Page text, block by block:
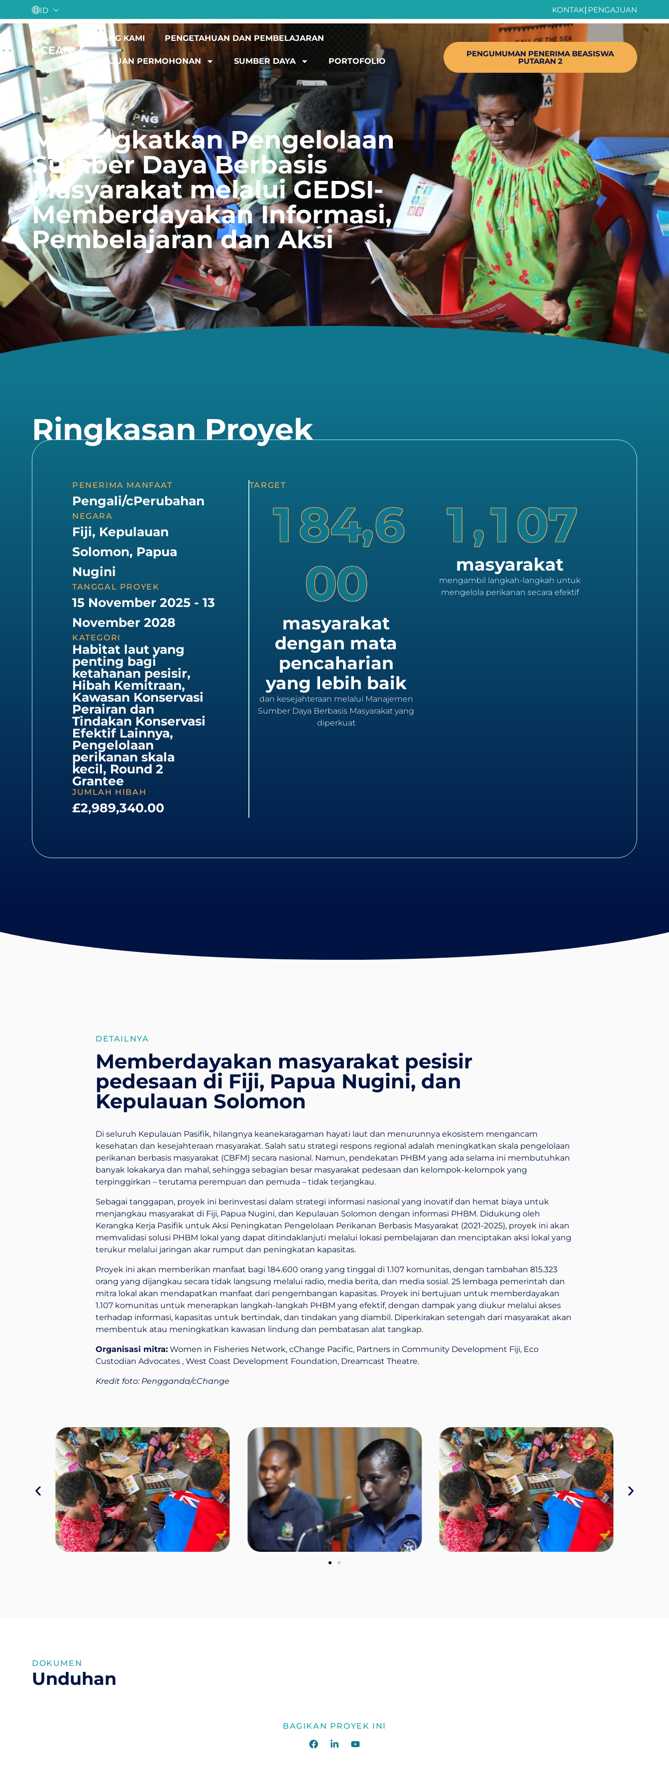
ID KONTAK| PENGAJUAN
TENTANG KAMI PENGETAHUAN DAN PEMBELAJARAN
PENGAJUAN PERMOHONAN SUMBER DAYA PORTOFOLIO
PENGUMUMAN PENERIMA BEASISWA
PUTARAN 2
Meningkatkan Pengelolaan
Sumber Daya Berbasis
Masyarakat melalui GEDSI-
Memberdayakan Informasi,
Pembelajaran dan Aksi
Ringkasan Proyek
PENERIMA MANFAAT
Pengali/cPerubahan
NEGARA
Fiji, Kepulauan
Solomon, Papua
Nugini
TANGGAL PROYEK
15 November 2025 - 13
November 2028
KATEGORI
Habitat laut yang
penting bagi
ketahanan pesisir,
Hibah Kemitraan,
Kawasan Konservasi
Perairan dan
Tindakan Konservasi
Efektif Lainnya,
Pengelolaan
perikanan skala
kecil, Round 2
Grantee
JUMLAH HIBAH
£2,989,340.00
TARGET
184,6
00
masyarakat
dengan mata
pencaharian
yang lebih baik
dan kesejahteraan melalui Manajemen
Sumber Daya Berbasis Masyarakat yang
diperkuat
1,107
masyarakat
mengambil langkah-langkah untuk
mengelola perikanan secara efektif
DETAILNYA
Memberdayakan masyarakat pesisir
pedesaan di Fiji, Papua Nugini, dan
Kepulauan Solomon
Di seluruh Kepulauan Pasifik, hilangnya keanekaragaman hayati laut dan menurunnya ekosistem mengancam
kesehatan dan kesejahteraan masyarakat. Salah satu strategi respons regional adalah meningkatkan skala pengelolaan
perikanan berbasis masyarakat (CBFM) secara nasional. Namun, pendekatan PHBM yang ada selama ini membutuhkan
banyak lokakarya dan mahal, sehingga sebagian besar masyarakat pedesaan dan kelompok-kelompok yang
terpinggirkan – terutama perempuan dan pemuda – tidak terjangkau.
Sebagai tanggapan, proyek ini berinvestasi dalam strategi informasi nasional yang inovatif dan hemat biaya untuk
menjangkau masyarakat di Fiji, Papua Nugini, dan Kepulauan Solomon dengan informasi PHBM. Didukung oleh
Kerangka Kerja Pasifik untuk Aksi Peningkatan Pengelolaan Perikanan Berbasis Masyarakat (2021-2025), proyek ini akan
memvalidasi solusi PHBM lokal yang dapat ditindaklanjuti melalui lokasi pembelajaran dan menciptakan aksi lokal yang
terukur melalui jaringan akar rumput dan peningkatan kapasitas.
Proyek ini akan memberikan manfaat bagi 184.600 orang yang tinggal di 1.107 komunitas, dengan tambahan 815.323
orang yang dijangkau secara tidak langsung melalui radio, media berita, dan media sosial. 25 lembaga pemerintah dan
mitra lokal akan mendapatkan manfaat dari pengembangan kapasitas. Proyek ini bertujuan untuk memberdayakan
1.107 komunitas untuk menerapkan langkah-langkah PHBM yang efektif, dengan dampak yang diukur melalui akses
terhadap informasi, kapasitas untuk bertindak, dan tindakan yang diambil. Diperkirakan setengah dari masyarakat akan
membentuk atau meningkatkan kawasan lindung dan pembatasan alat tangkap.
Organisasi mitra: Women in Fisheries Network, cChange Pacific, Partners in Community Development Fiji, Eco
Custodian Advocates , West Coast Development Foundation, Dreamcast Theatre.
Kredit foto: Pengganda/cChange
DOKUMEN
Unduhan
BAGIKAN PROYEK INI